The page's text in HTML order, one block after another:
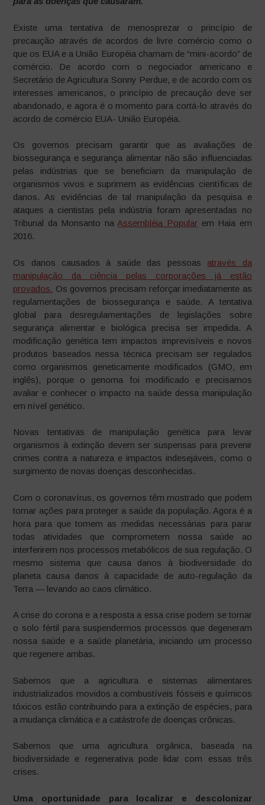
Existe uma tentativa de menosprezar o princípio de
precaução através de acordos de livre comércio como o
que os EUA e a União Européia chamam de “mini-acordo” de
comércio. De acordo com o negociador americano e
Secretário de Agricultura Sonny Perdue, e de acordo com os
interesses americanos, o princípio de precaução deve ser
abandonado, e agora é o momento para cortá-lo através do
acordo de comércio EUA- União Européia.
Os governos precisam garantir que as avaliações de
biossegurança e segurança alimentar não são influenciadas
pelas indústrias que se beneficiam da manipulação de
organismos vivos e suprimem as evidências científicas de
danos. As evidências de tal manipulação da pesquisa e
ataques a cientistas pela indústria foram apresentadas no
Tribunal da Monsanto na Assembléia Popular em Haia em
2016.
Os danos causados à saúde das pessoas através da
manipulação da ciência pelas corporações já estão
provados. Os governos precisam reforçar imediatamente as
regulamentações de biossegurança e saúde. A tentativa
global para desregulamentações de legislações sobre
segurança alimentar e biológica precisa ser impedida. A
modificação genética tem impactos imprevisíveis e novos
produtos baseados nessa técnica precisam ser regulados
como organismos geneticamente modificados (GMO, em
inglês), porque o genoma foi modificado e precisamos
avaliar e conhecer o impacto na saúde dessa manipulação
em nível genético.
Novas tentativas de manipulação genética para levar
organismos à extinção devem ser suspensas para prevenir
crimes contra a natureza e impactos indesejáveis, como o
surgimento de novas doenças desconhecidas.
Com o coronavírus, os governos têm mostrado que podem
tomar ações para proteger a saúde da população. Agora é a
hora para que tomem as medidas necessárias para parar
todas atividades que comprometem nossa saúde ao
interferirem nos processos metabólicos de sua regulação. O
mesmo sistema que causa danos à biodiversidade do
planeta causa danos à capacidade de auto-regulação da
Terra — levando ao caos climático.
A crise do corona e a resposta a essa crise podem se tornar
o solo fértil para suspendermos processos que degeneram
nossa saúde e a saúde planetária, iniciando um processo
que regenere ambas.
Sabemos que a agricultura e sistemas alimentares
industrializados movidos a combustíveis fósseis e químicos
tóxicos estão contribuindo para a extinção de espécies, para
a mudança climática e a catástrofe de doenças crônicas.
Sabemos que uma agricultura orgânica, baseada na
biodiversidade e regenerativa pode lidar com essas três
crises.
Uma oportunidade para localizar e descolonizar